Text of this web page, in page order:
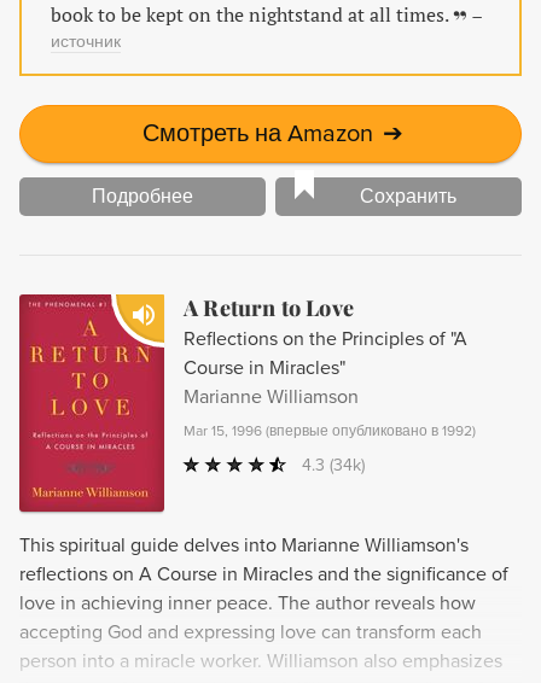
book to be kept on the nightstand at all times.
–
источник
Смотреть на Amazon ➔
Подробнее Сохранить
A Return to Love
Reflections on the Principles of "A
Course in Miracles"
Marianne Williamson
Mar 15, 1996 (впервые опубликовано в 1992)
4.3 (34k)
This spiritual guide delves into Marianne Williamson's
reflections on A Course in Miracles and the significance of
love in achieving inner peace. The author reveals how
accepting God and expressing love can transform each
person into a miracle worker. Williamson also emphasizes